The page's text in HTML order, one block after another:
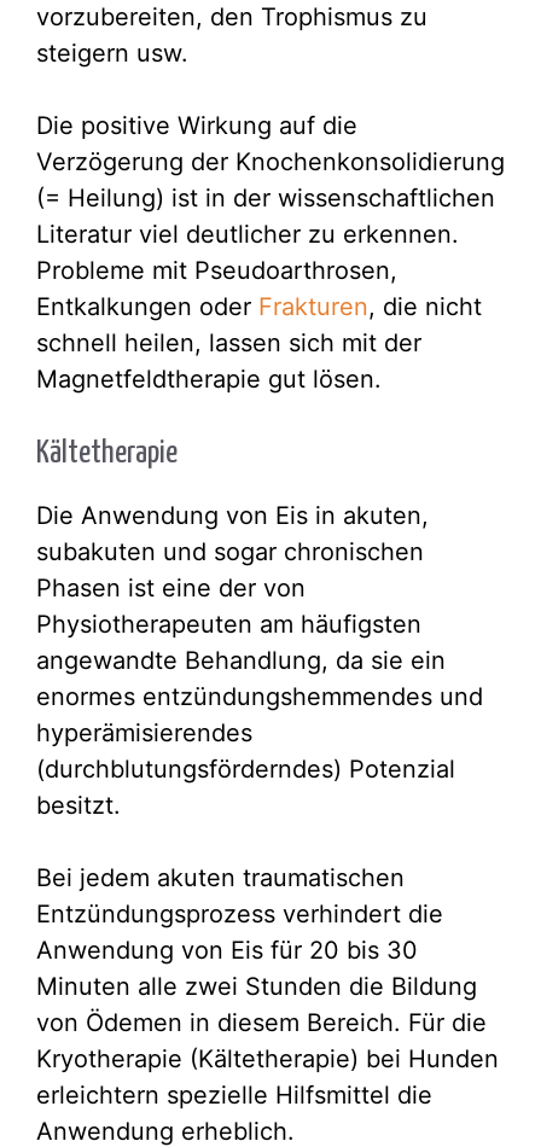
vorzubereiten, den Trophismus zu
steigern usw.
Die positive Wirkung auf die
Verzögerung der Knochenkonsolidierung
(= Heilung) ist in der wissenschaftlichen
Literatur viel deutlicher zu erkennen.
Probleme mit Pseudoarthrosen,
Entkalkungen oder Frakturen, die nicht
schnell heilen, lassen sich mit der
Magnetfeldtherapie gut lösen.
Kältetherapie
Die Anwendung von Eis in akuten,
subakuten und sogar chronischen
Phasen ist eine der von
Physiotherapeuten am häufigsten
angewandte Behandlung, da sie ein
enormes entzündungshemmendes und
hyperämisierendes
(durchblutungsförderndes) Potenzial
besitzt.
Bei jedem akuten traumatischen
Entzündungsprozess verhindert die
Anwendung von Eis für 20 bis 30
Minuten alle zwei Stunden die Bildung
von Ödemen in diesem Bereich. Für die
Kryotherapie (Kältetherapie) bei Hunden
erleichtern spezielle Hilfsmittel die
Anwendung erheblich.